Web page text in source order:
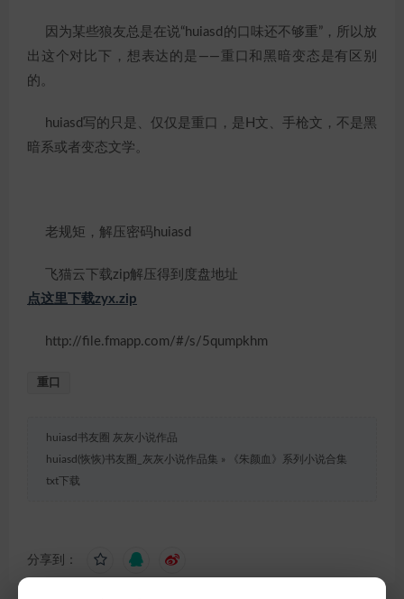
因为某些狼友总是在说“huiasd的口味还不够重”，所以放
出这个对比下，想表达的是——重口和黑暗变态是有区别
的。
huiasd写的只是、仅仅是重口，是H文、手枪文，不是黑
暗系或者变态文学。
老规矩，解压密码huiasd
飞猫云下载zip解压得到度盘地址
点这里下载zyx.zip
http://file.fmapp.com/#/s/5qumpkhm
重口
huiasd书友圈 灰灰小说作品
huiasd(恢恢)书友圈_灰灰小说作品集 »
《朱颜血》系列小说合集
txt下载
分享到：